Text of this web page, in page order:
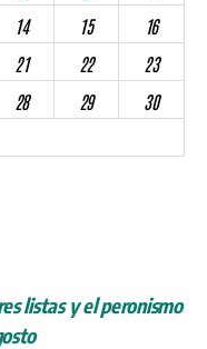
14 15
16
21 22
23
28 29
30
listas y el peronismo